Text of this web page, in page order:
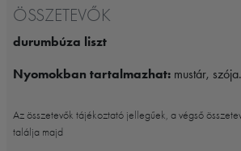
ÖSSZETEVŐK
durumbúza liszt
Nyomokban tartalmazhat: mustár, szója.
Az összetevők tájékoztató jellegűek, a végső
találja majd